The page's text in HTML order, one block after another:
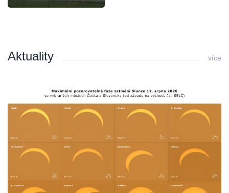
Aktuality více